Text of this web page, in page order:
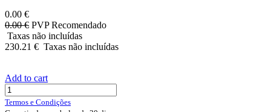
0.00 €
0.00€ PVP Recomendado
Taxas não incluídas
230.21 € Taxas não incluídas
Add to cart
Termos e Condições